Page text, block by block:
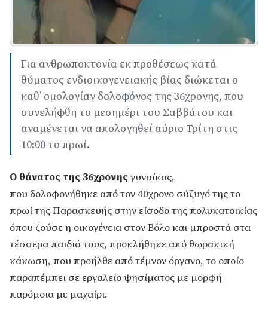
Για ανθρωποκτονία εκ προθέσεως κατά
θύματος ενδιοικογενειακής βίας διώκεται ο
καθ’ ομολογίαν δολοφόνος της 36χρονης, που
συνελήφθη το μεσημέρι του Σαββάτου και
αναμένεται να απολογηθεί αύριο Τρίτη στις
10:00 το πρωί.
Ο θάνατος της 36χρονης γυναίκας,
που δολοφονήθηκε από τον 40χρονο σύζυγό της το
πρωί της Παρασκευής στην είσοδο της πολυκατοικίας
όπου ζούσε η οικογένεια στον Βόλο και μπροστά στα
τέσσερα παιδιά τους, προκλήθηκε από θωρακική
κάκωση, που προήλθε από τέμνον όργανο, το οποίο
παραπέμπει σε εργαλείο ψησίματος με μορφή
παρόμοια με μαχαίρι.